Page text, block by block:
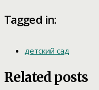
Tagged in:
детский сад
Related posts